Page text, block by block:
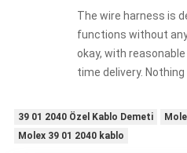
The wire harness is
functions without
okay, with
time delivery.
39 01 2040 Özel Kablo Demeti
Molex 39 01 2040 kablo